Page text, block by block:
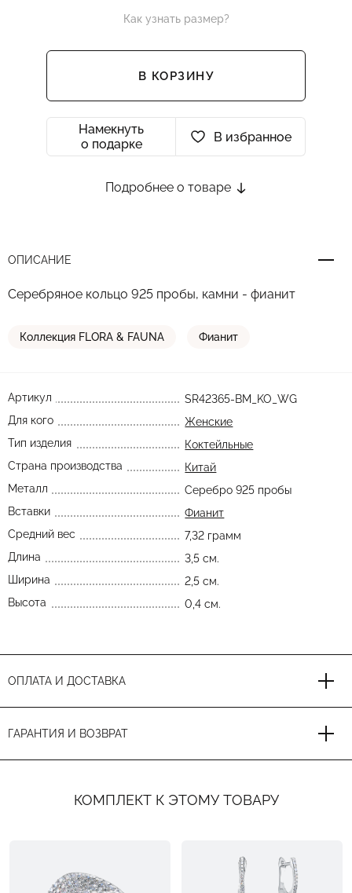
Как узнать размер?
В КОРЗИНУ
Намекнуть
о подарке
В избранное
Подробнее о товаре
ОПИСАНИЕ
Серебряное кольцо 925 пробы, камни - фианит
Коллекция FLORA & FAUNA Фианит
Артикул
SR42365-BM_KO_WG
Для кого
Женские
Тип изделия
Коктейльные
Страна производства
Китай
Металл
Серебро 925 пробы
Вставки
Фианит
Средний вес
7,32 грамм
Длина
3,5 см.
Ширина
2,5 см.
Высота
0,4 см.
ОПЛАТА И ДОСТАВКА
ГАРАНТИЯ И ВОЗВРАТ
КОМПЛЕКТ К ЭТОМУ ТОВАРУ